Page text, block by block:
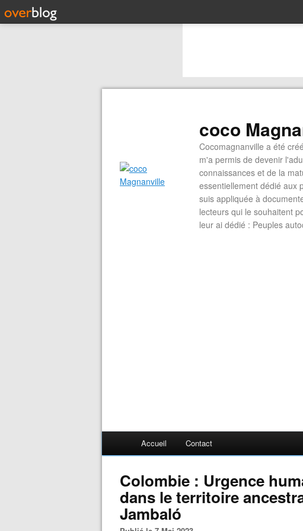
coco
Cocomagnanville a été
m'a permis de devenir
connaissances et de la
essentiellement dédié aux
suis appliquée à
lecteurs qui le souhaitent
leur ai dédié : Peuples
Accueil Contact
Colombie : Urgence
dans le territoire
Jambaló